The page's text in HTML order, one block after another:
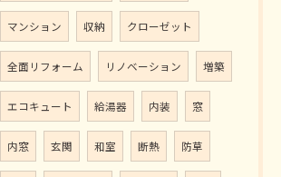
マンション 収納 クローゼット
全面リフォーム リノベーション 増築
エコキュート 給湯器 内装 窓
内窓 玄関 和室 断熱 防草